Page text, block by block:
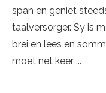
span en geniet
taalversorger. Sy is
brei en lees en
moet net keer ...